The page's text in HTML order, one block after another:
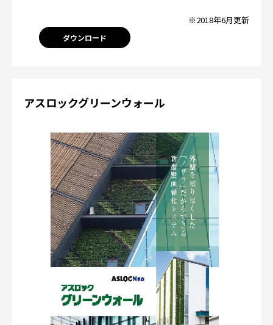
※2018年6月更新
ダウンロード
アスロックグリーンウォール